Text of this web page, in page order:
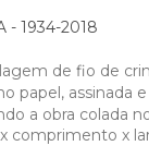
- 1934-2018
de fio de
papel, assinada
a obra colada
comprimento x